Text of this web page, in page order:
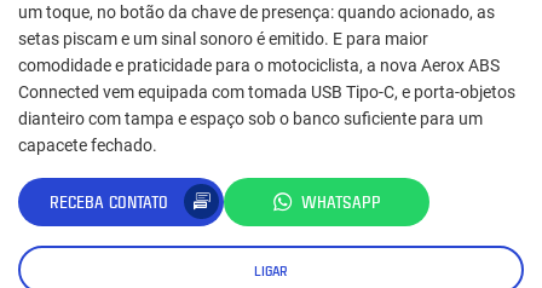
um toque, no botão da chave de presença: quando acionado, as
setas piscam e um sinal sonoro é emitido. E para maior
comodidade e praticidade para o motociclista, a nova Aerox ABS
Connected vem equipada com tomada USB Tipo-C, e porta-objetos
dianteiro com tampa e espaço sob o banco suficiente para um
capacete fechado.
RECEBA CONTATO WHATSAPP
LIGAR